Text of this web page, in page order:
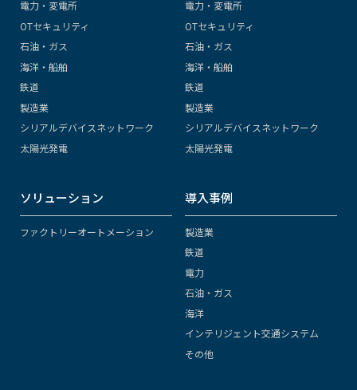
電力・変電所
OTセキュリティ
石油・ガス
海洋・船舶
鉄道
製造業
シリアルデバイスネットワーク
太陽光発電
電力・変電所
OTセキュリティ
石油・ガス
海洋・船舶
鉄道
製造業
シリアルデバイスネットワーク
太陽光発電
ソリューション
ファクトリーオートメーション
導入事例
製造業
鉄道
電力
石油・ガス
海洋
インテリジェント交通システム
その他